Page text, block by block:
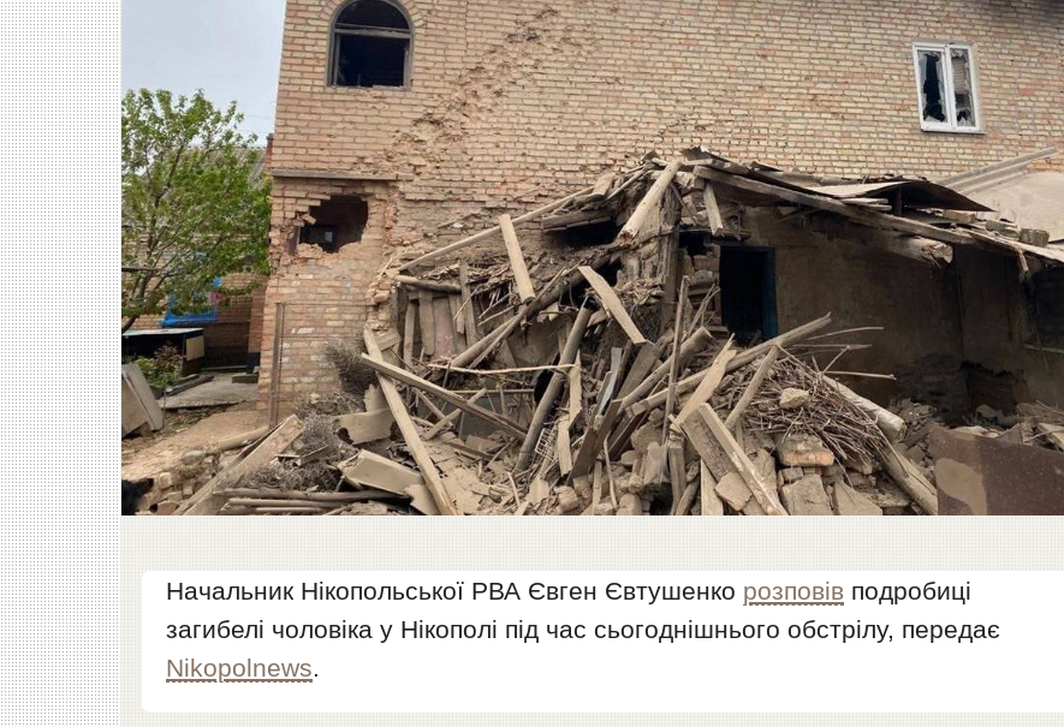
Начальник Нікопольської РВА Євген Євтушенко розповів подробиці
загибелі чоловіка у Нікополі під час сьогоднішнього обстрілу, передає
Nikopolnews.